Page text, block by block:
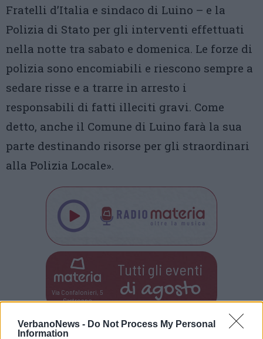
VerbanoNews - Do Not Process My Personal
Information
Fratelli d’Italia e sindaco di Luino – e la
Polizia di Stato per gli interventi effettuati
nella notte tra sabato e domenica. Le forze di
polizia sono encomiabili e riescono sempre a
sedare risse e a trarre in arresto i
responsabili di fatti illeciti gravi. Come
detto, anche il Comune di Luino farà la sua
parte destinando risorse per gli straordinari
alla Polizia Locale».
Via Confalonieri, 5
Castronno
Tutti gli eventi
di agosto